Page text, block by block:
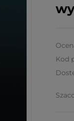
Kod